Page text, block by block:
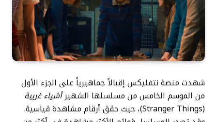
شهدت منصة نتفليكس إقبالاً جماهيرياً على الجزء الأول
من الموسم الخامس من مسلسلها الشهيرأشياء غريبة
(Stranger Things)، حيث حقق أرقام مشاهدة قياسية.